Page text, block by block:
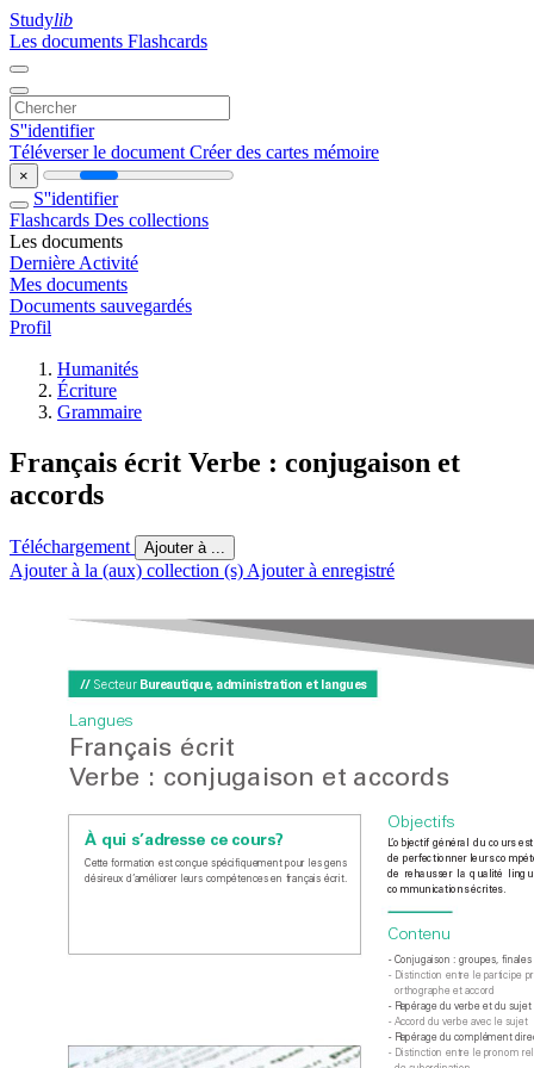
Studylib
Les documents Flashcards
S''identifier
Téléverser le document Créer des cartes mémoire
×
S''identifier
Flashcards Des collections
Les documents
Dernière Activité
Mes documents
Documents sauvegardés
Profil
Humanités
Écriture
Grammaire
Français écrit Verbe : conjugaison et
accords
Téléchargement Ajouter à ...
Ajouter à la (aux) collection (s) Ajouter à enregistré
// Secteur Bureautique, administration et langues
Objectifs
L’objectif général du cours
de perfectionner leurs
de rehausser la qualité
communications écrites.
Contenu
- Conjugaison : groupes, finales
-
Distinction entre le participe
orthographe et accord
- Repérage du verbe et du sujet
- Accord du verbe avec le sujet
- Repérage du complément
-
Distinction entre le pronom
Langues
Français écrit
Verbe : conjugaison et accords
À qui s’adresse ce cours?
Cette formation est conçue spécifiquement pour les gens
désireux d’améliorer leurs compétences en français écrit.